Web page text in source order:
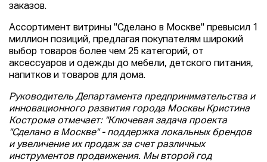
заказов.
Ассортимент витрины "Сделано в Москве" превысил 1
миллион позиций, предлагая покупателям широкий
выбор товаров более чем 25 категорий, от
аксессуаров и одежды до мебели, детского питания,
напитков и товаров для дома.
Руководитель Департамента предпринимательства и
инновационного развития города Москвы Кристина
Кострома отмечает: "Ключевая задача проекта
"Сделано в Москве" - поддержка локальных брендов
и увеличение их продаж за счет различных
инструментов продвижения. Мы второй год